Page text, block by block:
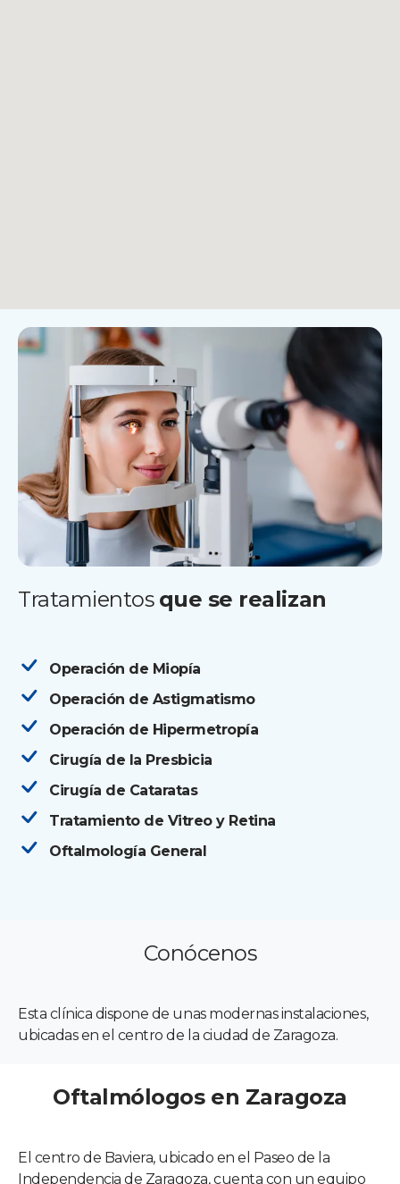
Tratamientos que se realizan
Operación de Miopía
Operación de Astigmatismo
Operación de Hipermetropía
Cirugía de la Presbicia
Cirugía de Cataratas
Tratamiento de Vitreo y Retina
Oftalmología General
Conócenos
Esta clínica dispone de unas modernas instalaciones,
ubicadas en el centro de la ciudad de Zaragoza.
Oftalmólogos en Zaragoza
El centro de Baviera, ubicado en el Paseo de la
Independencia de Zaragoza, cuenta con un equipo